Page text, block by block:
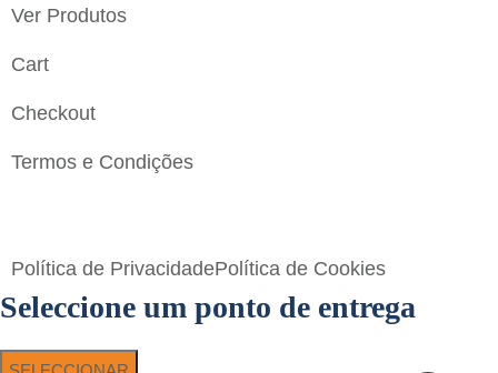
Ver Produtos
Cart
Checkout
Termos e Condições
Política de PrivacidadePolítica de Cookies
Seleccione um ponto de entrega